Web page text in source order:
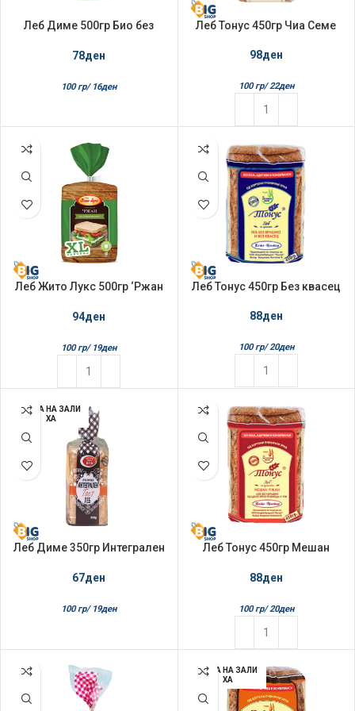
Леб Диме 500гр Био без
зрно
78ден
100 гр/ 16ден
Леб Тонус 450гр Чиа Семе
98ден
100 гр/ 22ден
Леб Жито Лукс 500гр ‘Ржан
94ден
100 гр/ 19ден
Леб Тонус 450гр Без квасец
88ден
100 гр/ 20ден
НЕМА НА ЗАЛИ
ХА
Леб Диме 350гр Интегрален
67ден
100 гр/ 19ден
Леб Тонус 450гр Мешан
88ден
100 гр/ 20ден
НЕМА НА ЗАЛИ
ХА